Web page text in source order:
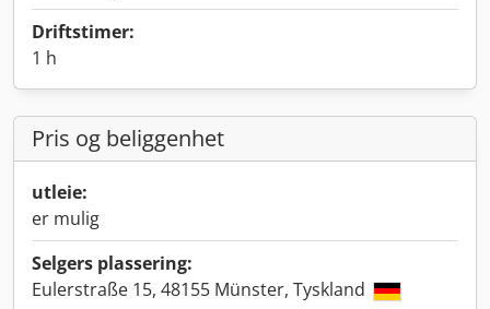
Driftstimer:
1 h
Pris og beliggenhet
utleie:
er mulig
Selgers plassering:
Eulerstraße 15, 48155 Münster, Tyskland